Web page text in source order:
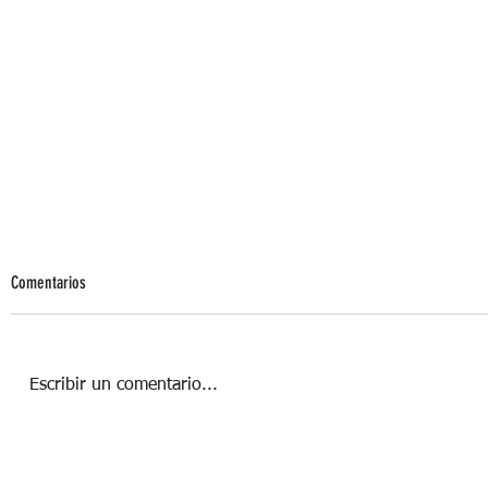
Comentarios
Escribir un comentario...